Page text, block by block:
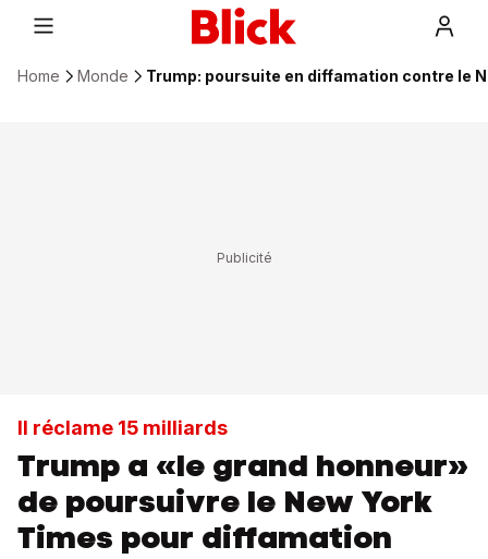
Home Monde Trump: poursuite en diffamation contre le
Il réclame 15 milliards
Trump a «le grand honneur»
de poursuivre le New York
Times pour diffamation